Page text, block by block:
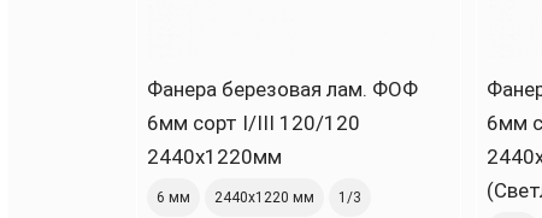
Фанера березовая лам. ФОФ
6мм сорт I/III 120/120
2440х1220мм
6 мм 2440х1220 мм 1/3
6мм